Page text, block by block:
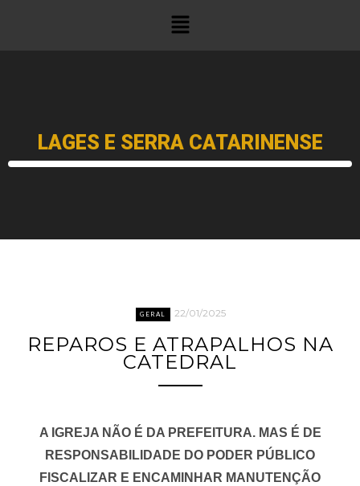
LAGES E SERRA CATARINENSE
GERAL 22/01/2025
REPAROS E ATRAPALHOS NA
CATEDRAL
A IGREJA NÃO É DA PREFEITURA. MAS É DE
RESPONSABILIDADE DO PODER PÚBLICO
FISCALIZAR E ENCAMINHAR MANUTENÇÃO